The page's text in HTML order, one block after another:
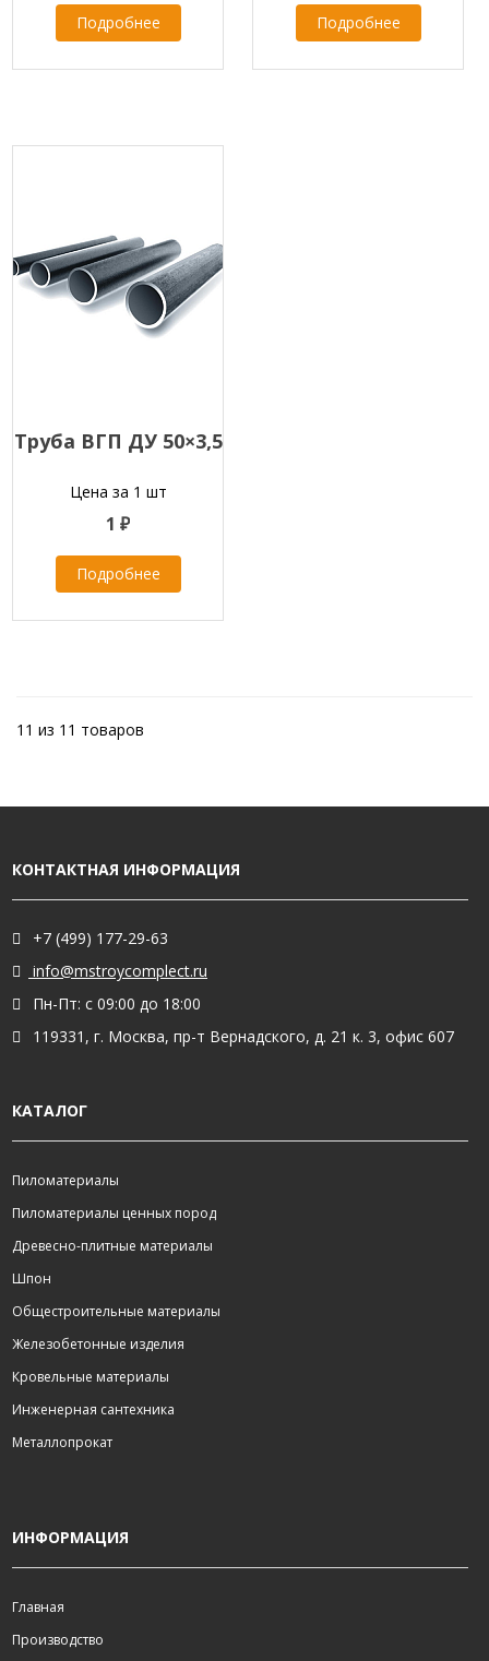
Подробнее Подробнее
Труба ВГП ДУ 50×3,5
Цена за 1 шт
1 ₽
Подробнее
11 из 11 товаров
КОНТАКТНАЯ ИНФОРМАЦИЯ
+7 (499) 177-29-63
info@mstroycomplect.ru
Пн-Пт: с 09:00 до 18:00
119331, г. Москва, пр-т Вернадского, д. 21 к. 3, офис 607
КАТАЛОГ
Пиломатериалы
Пиломатериалы ценных пород
Древесно-плитные материалы
Шпон
Общестроительные материалы
Железобетонные изделия
Кровельные материалы
Инженерная сантехника
Металлопрокат
ИНФОРМАЦИЯ
Главная
Производство